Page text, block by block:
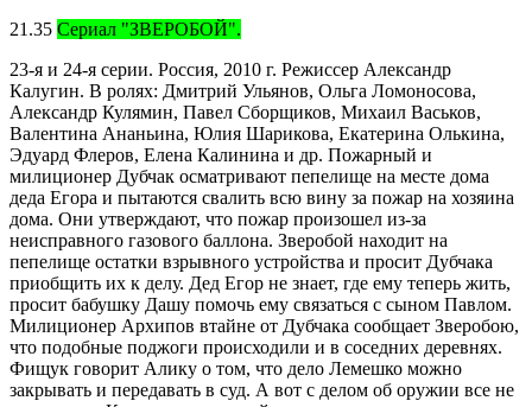
21.35 Сериал "ЗВЕРОБОЙ".
23-я и 24-я серии. Россия, 2010 г. Режиссер Александр
Калугин. В ролях: Дмитрий Ульянов, Ольга Ломоносова,
Александр Кулямин, Павел Сборщиков, Михаил Васьков,
Валентина Ананьина, Юлия Шарикова, Екатерина Олькина,
Эдуард Флеров, Елена Калинина и др. Пожарный и
милиционер Дубчак осматривают пепелище на месте дома
деда Егора и пытаются свалить всю вину за пожар на хозяина
дома. Они утверждают, что пожар произошел из-за
неисправного газового баллона. Зверобой находит на
пепелище остатки взрывного устройства и просит Дубчака
приобщить их к делу. Дед Егор не знает, где ему теперь жить,
просит бабушку Дашу помочь ему связаться с сыном Павлом.
Милиционер Архипов втайне от Дубчака сообщает Зверобою,
что подобные поджоги происходили и в соседних деревнях.
Фищук говорит Алику о том, что дело Лемешко можно
закрывать и передавать в суд. А вот с делом об оружии все не